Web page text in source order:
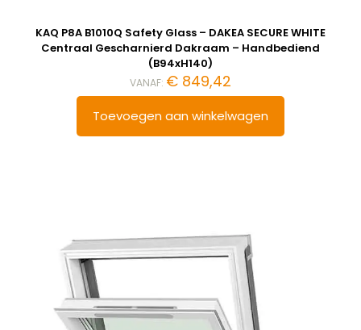
KAQ P8A B1010Q Safety Glass – DAKEA SECURE WHITE
Centraal Gescharnierd Dakraam – Handbediend
(B94xH140)
VANAF: € 849,42
Toevoegen aan winkelwagen